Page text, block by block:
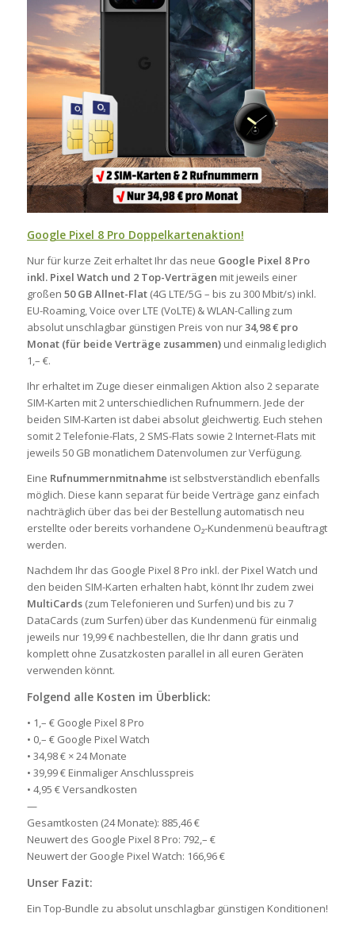
Google Pixel 8 Pro Doppelkartenaktion!
Nur für kurze Zeit erhaltet Ihr das neue Google Pixel 8 Pro
inkl. Pixel Watch und 2 Top-Verträgen mit jeweils einer
großen 50 GB Allnet-Flat (4G LTE/5G – bis zu 300 Mbit/s) inkl.
EU-Roaming, Voice over LTE (VoLTE) & WLAN-Calling zum
absolut unschlagbar günstigen Preis von nur34,98 € pro
Monat (für beide Verträge zusammen)und einmalig lediglich
1,– €.
Ihr erhaltet im Zuge dieser einmaligen Aktion also 2 separate
SIM-Karten mit 2 unterschiedlichen Rufnummern. Jede der
beiden SIM-Karten ist dabei absolut gleichwertig. Euch stehen
somit 2 Telefonie-Flats, 2 SMS-Flats sowie 2 Internet-Flats mit
jeweils 50 GB monatlichem Datenvolumen zur Verfügung.
Eine Rufnummernmitnahme ist selbstverständlich ebenfalls
möglich. Diese kann separat für beide Verträge ganz einfach
nachträglich über das bei der Bestellung automatisch neu
erstellte oder bereits vorhandene O₂-Kundenmenü beauftragt
werden.
Nachdem Ihr das Google Pixel 8 Pro inkl. der Pixel Watch und
den beiden SIM-Karten erhalten habt, könnt Ihr zudem zwei
MultiCards(zum Telefonieren und Surfen) und bis zu 7
DataCards (zum Surfen) über das Kundenmenü für einmalig
jeweils nur 19,99 € nachbestellen, die Ihr dann gratis und
komplett ohne Zusatzkosten parallel in all euren Geräten
verwenden könnt.
Folgend alle Kosten im Überblick:
• 1,– € Google Pixel 8 Pro
• 0,– € Google Pixel Watch
• 34,98 € × 24 Monate
• 39,99 € Einmaliger Anschlusspreis
• 4,95 € Versandkosten
—
Gesamtkosten (24 Monate): 885,46 €
Neuwert des Google Pixel 8 Pro: 792,– €
Neuwert der Google Pixel Watch: 166,96 €
Unser Fazit:
Ein Top-Bundle zu absolut unschlagbar günstigen Konditionen!